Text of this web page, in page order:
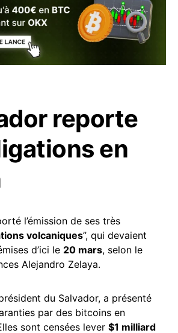
reporte
en
l’émission de ses très
volcaniques”, qui devaient
d’ici le 20 mars, selon le
Alejandro Zelaya.
du Salvador, a présenté
par des bitcoins en
sont censées lever $1 milliard